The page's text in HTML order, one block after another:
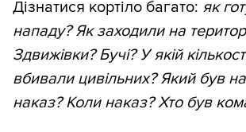
Дізнатися кортіло багато: як
нападу? Як заходили на
Здвижівки? Бучі? У якій
вбивали цивільних? Який був
наказ? Коли наказ? Хто був